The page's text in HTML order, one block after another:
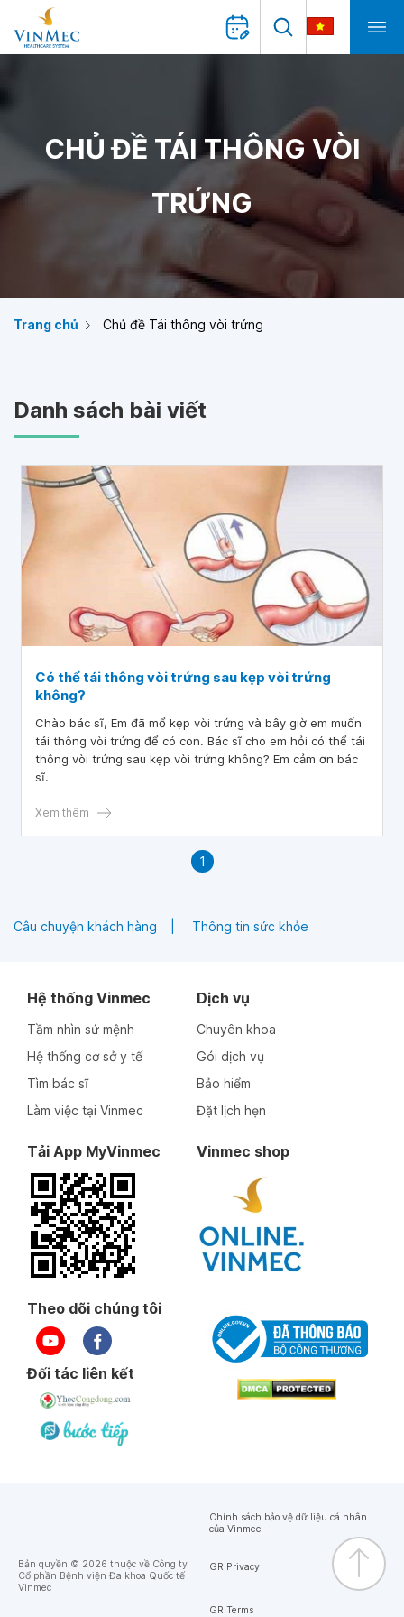
CHỦ ĐỀ TÁI THÔNG VÒI
TRỨNG
Trang chủ Chủ đề Tái thông vòi trứng
Danh sách bài viết
Có thể tái thông vòi trứng sau kẹp vòi trứng
không?
Chào bác sĩ, Em đã mổ kẹp vòi trứng và bây giờ em muốn
tái thông vòi trứng để có con. Bác sĩ cho em hỏi có thể tái
thông vòi trứng sau kẹp vòi trứng không? Em cảm ơn bác
sĩ.
Xem thêm
1
Câu chuyện khách hàng Thông tin sức khỏe
Hệ thống Vinmec
Tầm nhìn sứ mệnh
Hệ thống cơ sở y tế
Tìm bác sĩ
Làm việc tại Vinmec
Dịch vụ
Chuyên khoa
Gói dịch vụ
Bảo hiểm
Đặt lịch hẹn
Tải App MyVinmec Vinmec shop
Theo dõi chúng tôi
Đối tác liên kết
Bản quyền © 2026 thuộc về Công ty
Cổ phần Bệnh viện Đa khoa Quốc tế
Vinmec
Chính sách bảo vệ dữ liệu cá nhân
của Vinmec
GR Privacy
GR Terms